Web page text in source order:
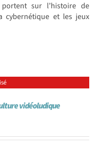
portent sur l’histoire de
cybernétique et les jeux
vidéoludique